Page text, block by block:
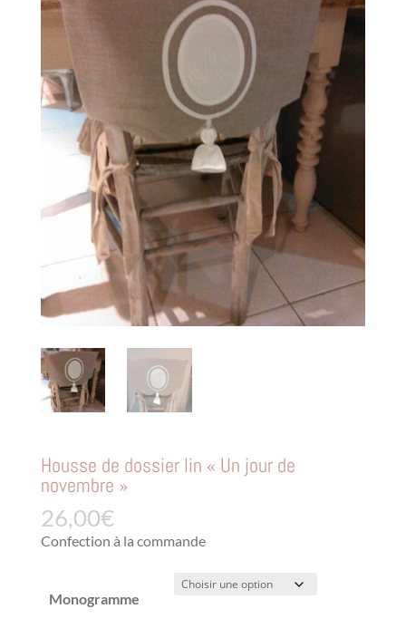
Housse de dossier lin « Un jour de
novembre »
26,00€
Confection à la commande
Monogramme